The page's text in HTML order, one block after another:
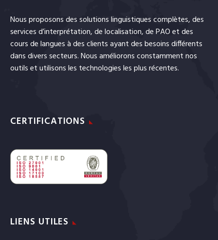
Nous proposons des solutions linguistiques complètes, des
servicesd’interprétation, delocalisation, dePAOetdes
cours de languesà des clients ayant des besoins différents
dans divers secteurs. Nous améliorons constamment nos
outils et utilisons les technologies les plus récentes.
CERTIFICATIONS
LIENS UTILES